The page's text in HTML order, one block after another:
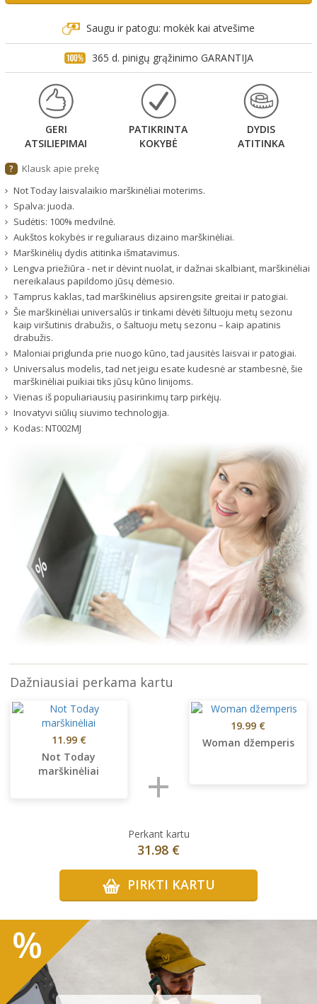
Saugu ir patogu: mokėk kai atvešime
365 d. pinigų grąžinimo GARANTIJA
GERI
ATSILIEPIMAI
PATIKRINTA
KOKYBĖ
DYDIS
ATITINKA
?
Klausk apie prekę
Not Today laisvalaikio marškinėliai moterims.
Spalva: juoda.
Sudėtis: 100% medvilnė.
Aukštos kokybės ir reguliaraus dizaino marškinėliai.
Marškinėlių dydis atitinka išmatavimus.
Lengva priežiūra - net ir dėvint nuolat, ir dažnai skalbiant, marškinėliai
nereikalaus papildomo jūsų dėmesio.
Tamprus kaklas, tad marškinėlius apsirengsite greitai ir patogiai.
Šie marškinėliai universalūs ir tinkami dėvėti šiltuoju metų sezonu
kaip viršutinis drabužis, o šaltuoju metų sezonu – kaip apatinis
drabužis.
Maloniai priglunda prie nuogo kūno, tad jausitės laisvai ir patogiai.
Universalus modelis, tad net jeigu esate kudesnė ar stambesnė, šie
marškinėliai puikiai tiks jūsų kūno linijoms.
Vienas iš populiariausių pasirinkimų tarp pirkėjų.
Inovatyvi siūlių siuvimo technologija.
Kodas: NT002MJ
Dažniausiai perkama kartu
11.99 €
Not Today
marškinėliai
+
19.99 €
Woman džemperis
Perkant kartu
31.98 €
PIRKTI KARTU
%